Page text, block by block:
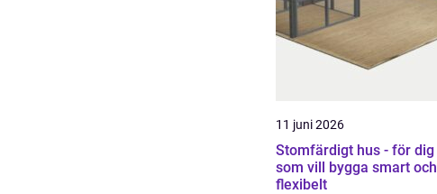
11 juni 2026
Stomfärdigt hus - för dig
som vill bygga smart och
flexibelt